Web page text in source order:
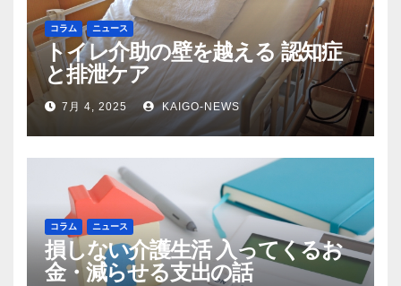
コラム ニュース
トイレ介助の壁を越える 認知症
と排泄ケア
7月 4, 2025 KAIGO-NEWS
コラム ニュース
損しない介護生活 入ってくるお
金・減らせる支出の話